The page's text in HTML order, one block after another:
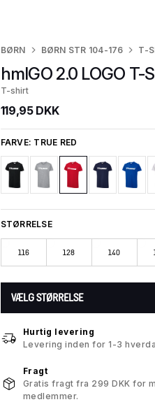
BØRN BØRN STR 104-176 T-
hmlGO 2.0 LOGO T-
T-shirt
119,95 DKK
FARVE: TRUE RED
STØRRELSE
116 128 140
VÆLG STØRRELSE
Hurtig levering
Levering inden for 1-3
Fragt
Gratis fragt fra 299 DKK for
medlemmer.